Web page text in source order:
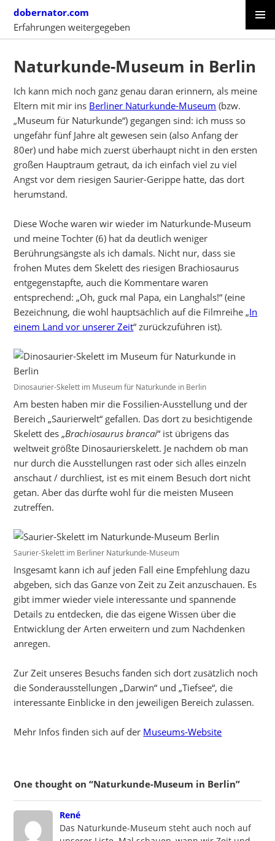
content
dobernator.com
Erfahrungen weitergegeben
CONTENT
Naturkunde-Museum in Berlin
Ich kann mich noch ganz genau daran erinnern, als meine
Eltern mit mir ins Berliner Naturkunde-Museum (bzw.
„Museum für Naturkunde“) gegangen sind: ich muss so
ungefähr fünf Jahre alt gewesen sein (also Anfang der
80er) und habe mich zuerst überhaupt nicht in den ersten
großen Hauptraum getraut, da ich einfach viel zu viel
Angst vor dem riesigen Saurier-Gerippe hatte, das dort
herumstand.
Diese Woche waren wir wieder im Naturkunde-Museum
und meine Tochter (6) hat da deutlich weniger
Berührungsängste als ich damals. Nicht nur, dass sie
frohen Mutes dem Skelett des riesigen Brachiosaurus
entgegenstapfte, auch die Kommentare waren
entsprechend: „Oh, guck mal Papa, ein Langhals!“ (eine
Bezeichnung, die wohl hauptsächlich auf die Filmreihe „In
einem Land vor unserer Zeit“ zurückzuführen ist).
Dinosaurier-Skelett im Museum für Naturkunde in Berlin
Am besten haben mir die Fossilien-Ausstellung und der
Bereich „Saurierwelt“ gefallen. Das dort zu besichtigende
Skelett des „Brachiosaurus brancai“ ist übrigens das
weltweit größte Dinosaurierskelett. Je nachdem ob man
nur durch die Ausstellungen rast oder sich alles einzeln
anschaut / durchliest, ist es mit einem Besuch dort nicht
getan. Aber das dürfte wohl für die meisten Museen
zutreffen.
Saurier-Skelett im Berliner Naturkunde-Museum
Insgesamt kann ich auf jeden Fall eine Empfehlung dazu
abgeben, sich das Ganze von Zeit zu Zeit anzuschauen. Es
gibt immer wieder viele interessante und spannende
Details zu entdecken, die das eigene Wissen über die
Entwicklung der Arten erweitern und zum Nachdenken
anregen.
Zur Zeit unseres Besuchs fanden sich dort zusätzlich noch
die Sonderausstellungen „Darwin“ und „Tiefsee“, die
interessante Einblicke in den jeweiligen Bereich zulassen.
Mehr Infos finden sich auf der Museums-Website
One thought on “Naturkunde-Museum in Berlin”
René
Das Naturkunde-Museum steht auch noch auf